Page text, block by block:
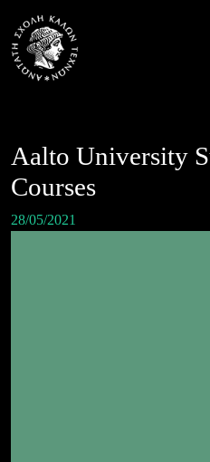
content
Aalto University
Courses
28/05/2021